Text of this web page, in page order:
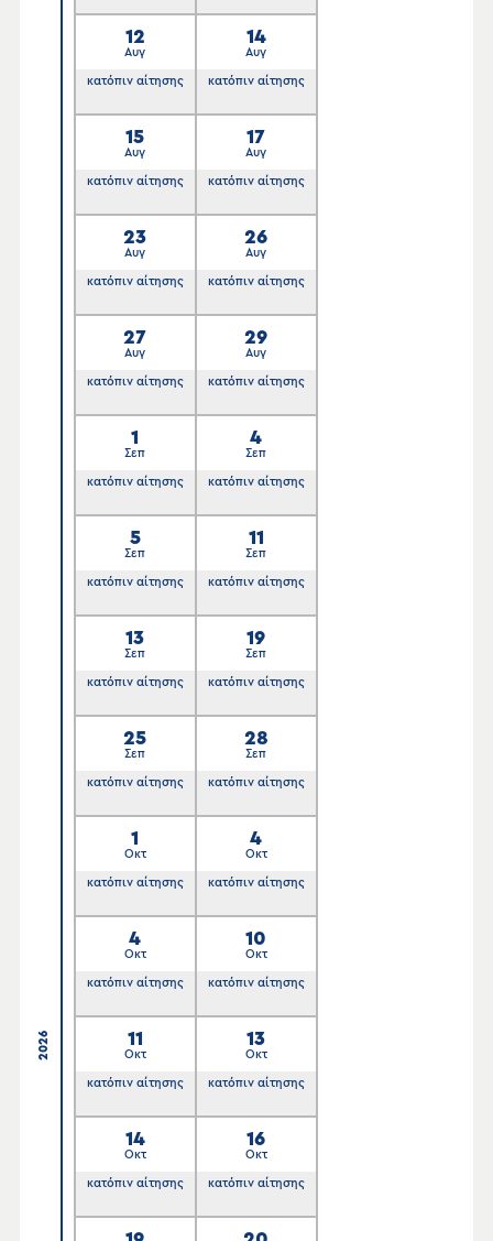
2026
12
Αυγ
κατόπιν αίτησης
14
Αυγ
κατόπιν αίτησης
15
Αυγ
κατόπιν αίτησης
17
Αυγ
κατόπιν αίτησης
23
Αυγ
κατόπιν αίτησης
26
Αυγ
κατόπιν αίτησης
27
Αυγ
κατόπιν αίτησης
29
Αυγ
κατόπιν αίτησης
1
Σεπ
κατόπιν αίτησης
4
Σεπ
κατόπιν αίτησης
5
Σεπ
κατόπιν αίτησης
11
Σεπ
κατόπιν αίτησης
13
Σεπ
κατόπιν αίτησης
19
Σεπ
κατόπιν αίτησης
25
Σεπ
κατόπιν αίτησης
28
Σεπ
κατόπιν αίτησης
1
Οκτ
κατόπιν αίτησης
4
Οκτ
κατόπιν αίτησης
4
Οκτ
κατόπιν αίτησης
10
Οκτ
κατόπιν αίτησης
11
Οκτ
κατόπιν αίτησης
13
Οκτ
κατόπιν αίτησης
14
Οκτ
κατόπιν αίτησης
16
Οκτ
κατόπιν αίτησης